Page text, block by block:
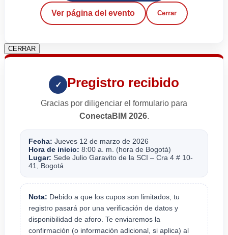
Ver página del evento Cerrar
CERRAR
✓ Pregistro recibido
Gracias por diligenciar el formulario para
ConectaBIM 2026.
Fecha: Jueves 12 de marzo de 2026
Hora de inicio: 8:00 a. m. (hora de Bogotá)
Lugar: Sede Julio Garavito de la SCI – Cra 4 # 10-
41, Bogotá
Nota: Debido a que los cupos son limitados, tu
registro pasará por una verificación de datos y
disponibilidad de aforo. Te enviaremos la
confirmación (o información adicional, si aplica) al